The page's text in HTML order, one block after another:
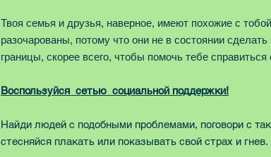
Твоя семья и друзья, наверное, имеют похожие с
разочарованы, потому что они не в состоянии
границы, скорее всего, чтобы помочь тебе справиться
Воспользуйся сетью социальной поддержки!
Найди людей с подобными проблемами, поговори с
стесняйся плакать или показывать свой страх и гнев.